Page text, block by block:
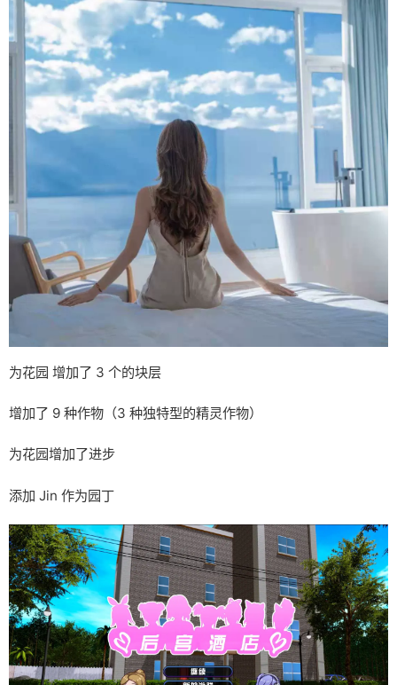
为花园 增加了 3 个的块层
增加了 9 种作物（3 种独特型的精灵作物）
为花园增加了进步
添加 Jin 作为园丁